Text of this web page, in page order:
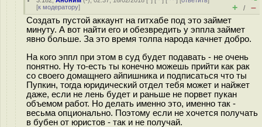
[к модератору] + / –
Создать пустой аккаунт на гитхабе под это займет
минуту. А вот найти его и обезвредить у эппла займет
явно больше. За это время толпа народа качнет добро.
На кого эппл при этом в суд будет подавать - не очень
понятно. Ну то-есть ты конечно можешь прийти как рак
со своего домащнего айпишника и подписаться что ты
Пупкин, тогда юридический отдел тебя может и найжет
даже, если не лень будет и раньше не порвет пукан
объемом работ. Но делать именно это, именно так -
весьма опционально. Поэтому если не хочется получать
в бубен от юристов - так и не получай.